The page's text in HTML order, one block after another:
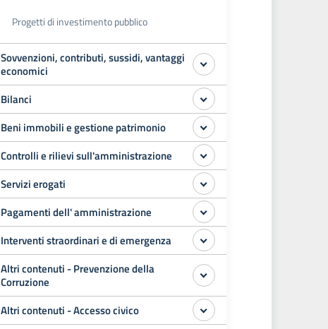
Progetti di investimento pubblico
Sovvenzioni, contributi, sussidi, vantaggi
economici
Bilanci
Beni immobili e gestione patrimonio
Controlli e rilievi sull'amministrazione
Servizi erogati
Pagamenti dell' amministrazione
Interventi straordinari e di emergenza
Altri contenuti - Prevenzione della
Corruzione
Altri contenuti - Accesso civico